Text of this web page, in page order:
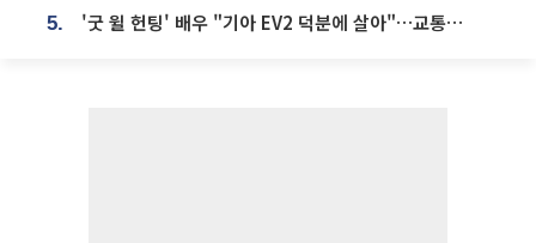
5. '굿 윌 헌팅' 배우 "기아 EV2 덕분에 살아"…교통사고 후 안전성 극찬